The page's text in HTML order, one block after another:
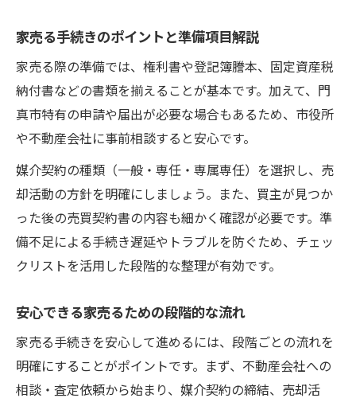
門真市土地売却時の家売る手続き注意点
家売る際の市有地売却と入札制度の流れ
家売る時の事業用地対応と必要書類
家売る手続きで市有地規制を正しく理解
土地売却前に家売るための準備と進め方
家売る手続きのポイントと準備項目解説
家売る際の準備では、権利書や登記簿謄本、固定資産税
納付書などの書類を揃えることが基本です。加えて、門
真市特有の申請や届出が必要な場合もあるため、市役所
や不動産会社に事前相談すると安心です。
媒介契約の種類（一般・専任・専属専任）を選択し、売
却活動の方針を明確にしましょう。また、買主が見つか
った後の売買契約書の内容も細かく確認が必要です。準
備不足による手続き遅延やトラブルを防ぐため、チェッ
クリストを活用した段階的な整理が有効です。
安心できる家売るための段階的な流れ
家売る手続きを安心して進めるには、段階ごとの流れを
明確にすることがポイントです。まず、不動産会社への
相談・査定依頼から始まり、媒介契約の締結、売却活